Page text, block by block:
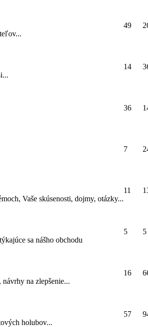
49
14
36
7
Vaše skúsenosti, dojmy, otázky...
11
sa nášho obchodu
5 5
návrhy na zlepšenie...
16
holubov...
57